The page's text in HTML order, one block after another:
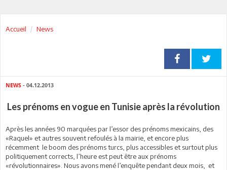
Accueil News
NEWS - 04.12.2013
Les prénoms en vogue en Tunisie après la révolution
Après les années 90 marquées par l’essor des prénoms mexicains, des
«Raquel» et autres souvent refoulés à la mairie, et encore plus
récemment le boom des prénoms turcs, plus accessibles et surtout plus
politiquement corrects, l’heure est peut être aux prénoms
«révolutionnaires». Nous avons mené l’enquête pendant deux mois, et